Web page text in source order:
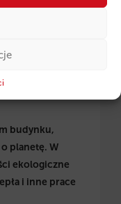
budynku,
planetę. W
ekologiczne
i inne prace